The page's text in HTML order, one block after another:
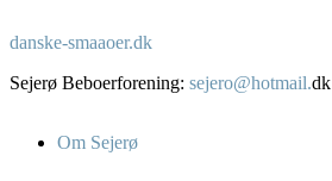
danske-smaaoer.dk
Sejerø Beboerforening: sejero@hotmail.dk
Om Sejerø